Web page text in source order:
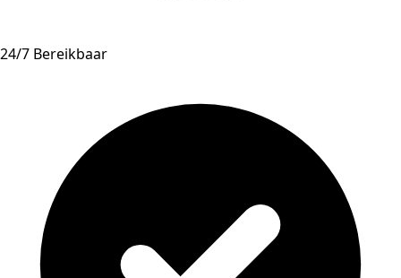
24/7 Bereikbaar